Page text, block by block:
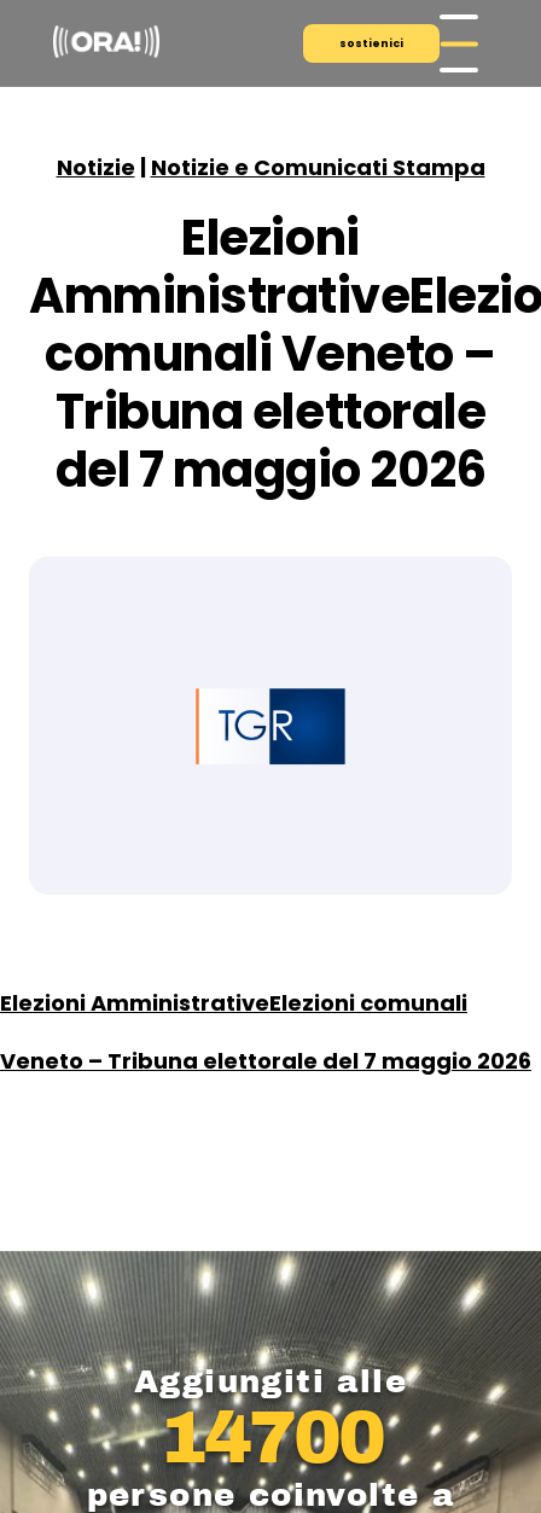
sostienici
Notizie | Notizie e Comunicati Stampa
Elezioni
comunali Veneto –
Tribuna elettorale
del 7 maggio 2026
Elezioni AmministrativeElezioni comunali
Veneto – Tribuna elettorale del 7 maggio 2026
Aggiungiti alle
14700
persone coinvolte a